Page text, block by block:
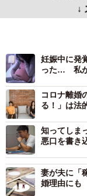
↓
妊娠中に発
った… 私が
コロナ離婚
る！」は法
知ってしま
悪口を書き
妻が夫に「
婚理由にも